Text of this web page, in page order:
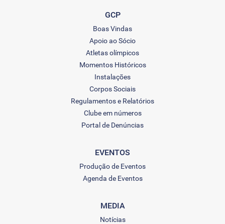
GCP
Boas Vindas
Apoio ao Sócio
Atletas olímpicos
Momentos Históricos
Instalações
Corpos Sociais
Regulamentos e Relatórios
Clube em números
Portal de Denúncias
EVENTOS
Produção de Eventos
Agenda de Eventos
MEDIA
Notícias